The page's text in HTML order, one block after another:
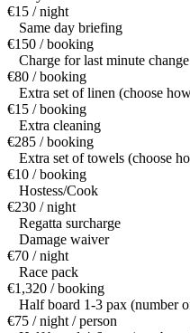
€15 / night
Same day briefing
€150 / booking
Charge for last minute change
€80 / booking
Extra set of linen (choose
€15 / booking
Extra cleaning
€285 / booking
Extra set of towels (choose
€10 / booking
Hostess/Cook
€230 / night
Regatta surcharge
Damage waiver
€70 / night
Race pack
€1,320 / booking
Half board 1-3 pax (number
€75 / night / person